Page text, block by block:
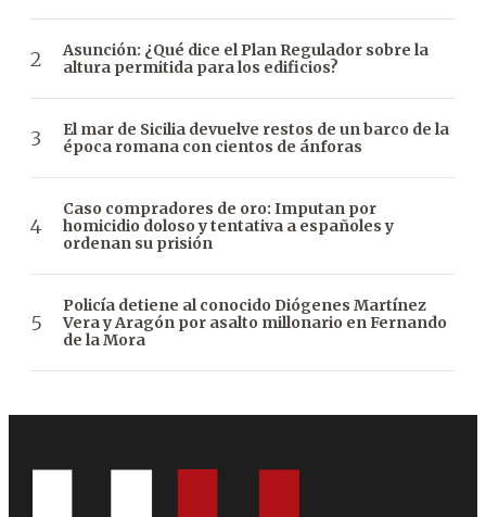
Asunción: ¿Qué dice el Plan Regulador sobre la
altura permitida para los edificios?
El mar de Sicilia devuelve restos de un barco de la
época romana con cientos de ánforas
Caso compradores de oro: Imputan por
homicidio doloso y tentativa a españoles y
ordenan su prisión
Policía detiene al conocido Diógenes Martínez
Vera y Aragón por asalto millonario en Fernando
de la Mora